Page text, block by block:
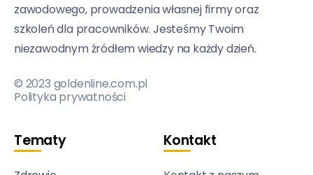
zawodowego, prowadzenia własnej firmy oraz
szkoleń dla pracowników. Jesteśmy Twoim
niezawodnym źródłem wiedzy na każdy dzień.
© 2023 goldenline.com.pl
Polityka prywatności
Tematy Kontakt